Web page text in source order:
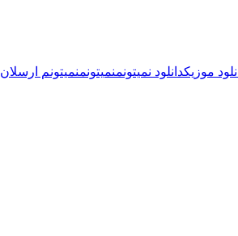
موزیکدانلود نمیتونمنمیتونمنمیتونم ارسلان